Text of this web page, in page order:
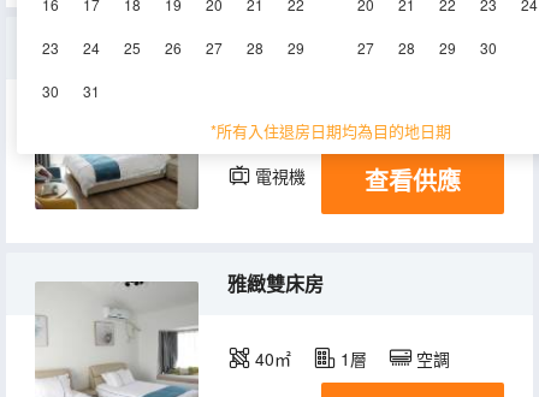
16 17 18 19 20 21 22
23 24 25 26 27 28 29
30 31
20 21 22 23 24
27 28 29 30
*所有入住退房日期均為目的地日期
雅緻大床房
40㎡ 2層 空調
電視機 查看供應
雅緻雙床房
40㎡ 1層 空調